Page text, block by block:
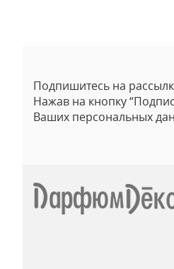
Подпишитесь на
Нажав на кнопку
Ваших персональных